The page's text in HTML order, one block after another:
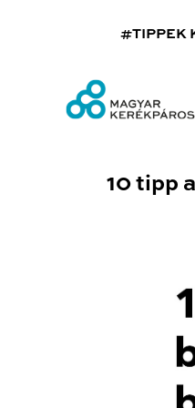
#TIPPEK
10 tipp